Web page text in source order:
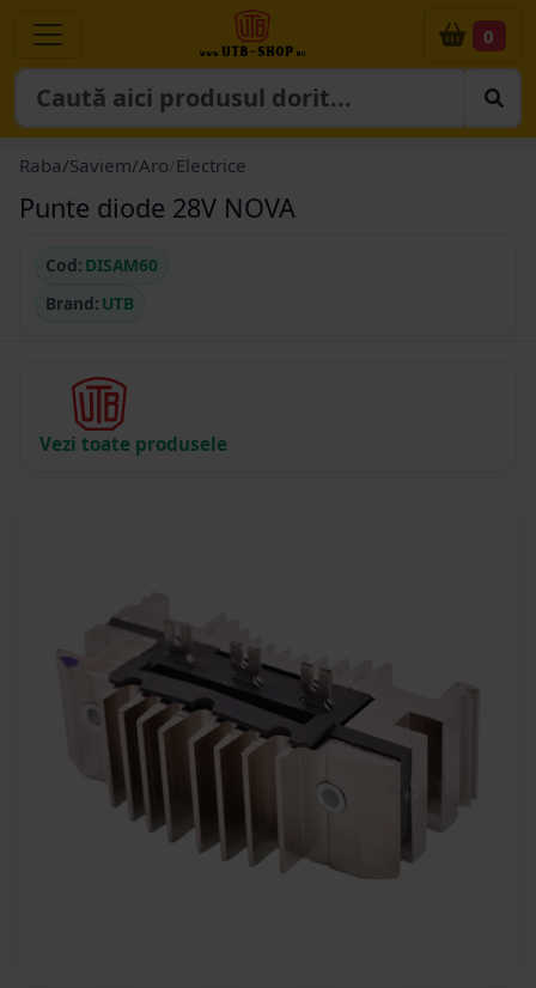
0
Raba/Saviem/Aro Electrice
Punte diode 28V NOVA
Cod: DISAM60
Brand: UTB
Vezi toate produsele